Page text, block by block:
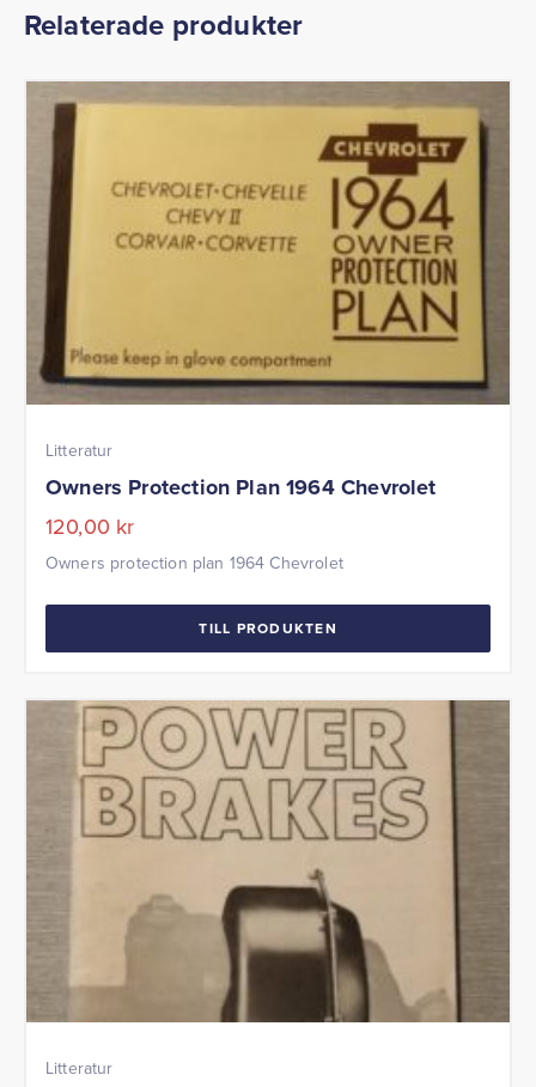
Relaterade produkter
Litteratur
Owners Protection Plan 1964 Chevrolet
120,00 kr
Owners protection plan 1964 Chevrolet
TILL PRODUKTEN
Litteratur